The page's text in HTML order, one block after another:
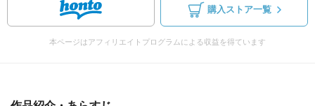
購入ストア一覧
本ページはアフィリエイトプログラムによる収益を得ています